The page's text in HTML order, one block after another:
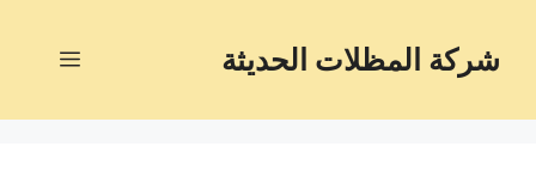
شركة المظلات الحديثة